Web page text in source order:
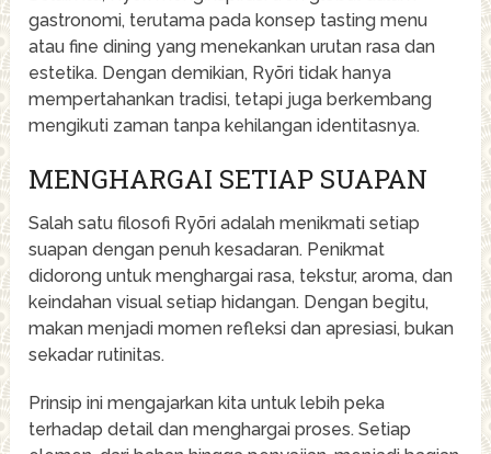
gastronomi, terutama pada konsep tasting menu
atau fine dining yang menekankan urutan rasa dan
estetika. Dengan demikian, Ryōri tidak hanya
mempertahankan tradisi, tetapi juga berkembang
mengikuti zaman tanpa kehilangan identitasnya.
MENGHARGAI SETIAP SUAPAN
Salah satu filosofi Ryōri adalah menikmati setiap
suapan dengan penuh kesadaran. Penikmat
didorong untuk menghargai rasa, tekstur, aroma, dan
keindahan visual setiap hidangan. Dengan begitu,
makan menjadi momen refleksi dan apresiasi, bukan
sekadar rutinitas.
Prinsip ini mengajarkan kita untuk lebih peka
terhadap detail dan menghargai proses. Setiap